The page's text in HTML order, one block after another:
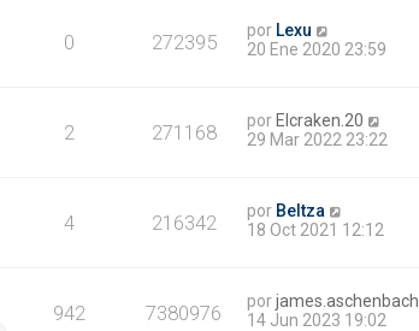
0 272395 por Lexu
20 Ene 2020 23:59
2 271168 por Elcraken.20
29 Mar 2022 23:22
4 216342 por Beltza
18 Oct 2021 12:12
942 7380976 porjames.aschenbach
14 Jun 2023 19:02